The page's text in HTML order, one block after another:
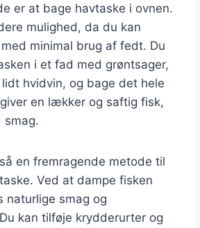
er at bage havtaske i ovnen.
mulighed, da du kan
minimal brug af fedt. Du
i et fad med grøntsager,
hvidvin, og bage det hele
en lækker og saftig fisk,
smag.
en fremragende metode til
Ved at dampe fisken
naturlige smag og
kan tilføje krydderurter og